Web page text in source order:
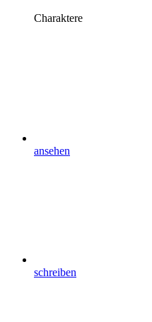
Charaktere
ansehen
schreiben